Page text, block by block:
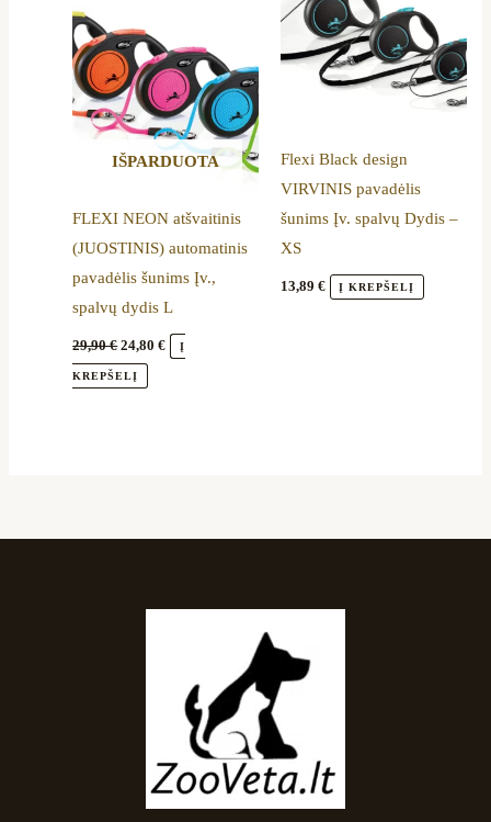
IŠPARDUOTA
FLEXI NEON atšvaitinis
(JUOSTINIS) automatinis
pavadėlis šunims Įv.,
spalvų dydis L
29,90€ 24,80€ Į
KREPŠELĮ
multiple
variants.
The
options
may
chosen
on
the
product
page
Flexi Black design
VIRVINIS pavadėlis
šunims Įv. spalvų Dydis –
XS
13,89 € Į KREPŠELĮ
has
multiple
variants.
The
chosen